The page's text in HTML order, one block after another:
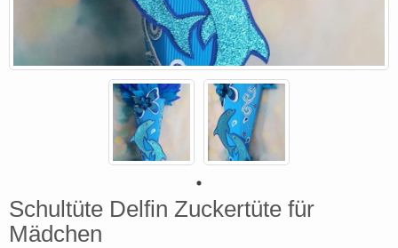
Schultüte Delfin Zuckertüte für
Mädchen